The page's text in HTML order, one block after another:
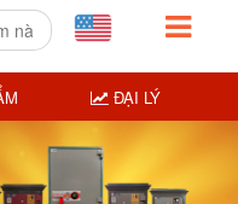
ĐẠI LÝ